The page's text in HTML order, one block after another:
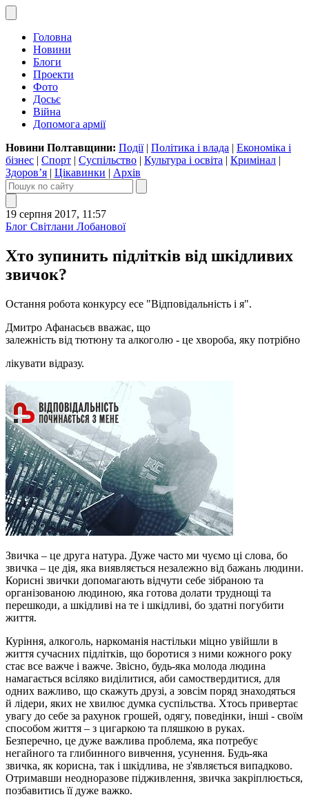
Головна
Новини
Блоги
Проекти
Фото
Досьє
Війна
Допомога армії
Новини Полтавщини: Події| Політика і влада | Економіка і
бізнес | Спорт | Суспільство | Культура і освіта | Кримінал |
Здоров’я | Цікавинки | Архів
19 серпня 2017, 11:57
Блог Світлани Лобанової
Хто зупинить підлітків від шкідливих
звичок?
Остання робота конкурсу есе "Відповідальність і я".
Дмитро Афанасьєв вважає, що
залежність від тютюну та алкоголю - це хвороба, яку потрібно
лікувати відразу.
Звичка – це друга натура. Дуже часто ми чуємо ці слова, бо
звичка – це дія, яка виявляється незалежно від бажань людини.
Корисні звички допомагають відчути себе зібраною та
організованою людиною, яка готова долати труднощі та
перешкоди, а шкідливі на те і шкідливі, бо здатні погубити
життя.
Куріння, алкоголь, наркоманія настільки міцно увійшли в
життя сучасних підлітків, що боротися з ними кожного року
стає все важче і важче. Звісно, будь-яка молода людина
намагається всіляко виділитися, аби самоствердитися, для
одних важливо, що скажуть друзі, а зовсім поряд знаходяться
й лідери, яких не хвилює думка суспільства. Хтось привертає
увагу до себе за рахунок грошей, одягу, поведінки, інші - своїм
способом життя – з цигаркою та пляшкою в руках.
Безперечно, це дуже важлива проблема, яка потребує
негайного та глибинного вивчення, усунення. Будь-яка
звичка, як корисна, так і шкідлива, не з'являється випадково.
Отримавши неодноразове підживлення, звичка закріплюється,
позбавитись її дуже важко.